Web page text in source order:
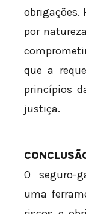
obrigações.
por
que a
princípios
justiça.
O seguro-
uma